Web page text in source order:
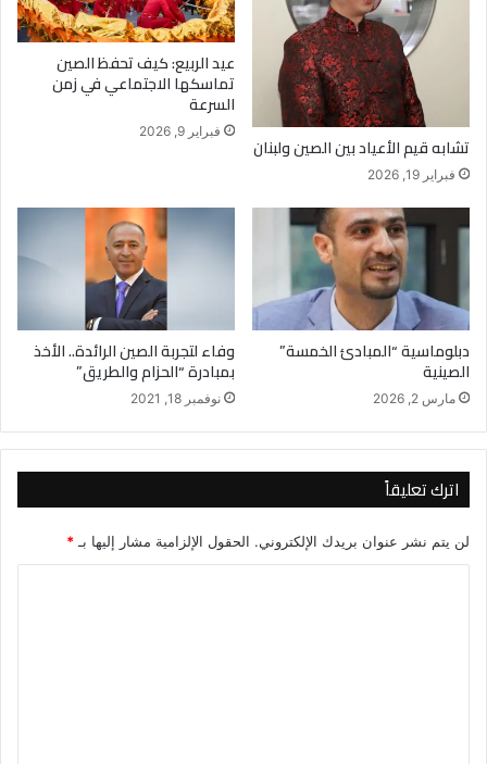
تشابه قيم الأعياد بين الصين ولبنان
فبراير 19, 2026
عيد الربيع: كيف تحفظ الصين
تماسكها الاجتماعي في زمن
السرعة
فبراير 9, 2026
دبلوماسية “المبادئ الخمسة”
الصينية
مارس 2, 2026
وفاء لتجربة الصين الرائدة.. الأخذ
بمبادرة “الحزام والطريق”
نوفمبر 18, 2021
اترك تعليقاً
لن يتم نشر عنوان بريدك الإلكتروني. الحقول الإلزامية مشار إليها بـ *